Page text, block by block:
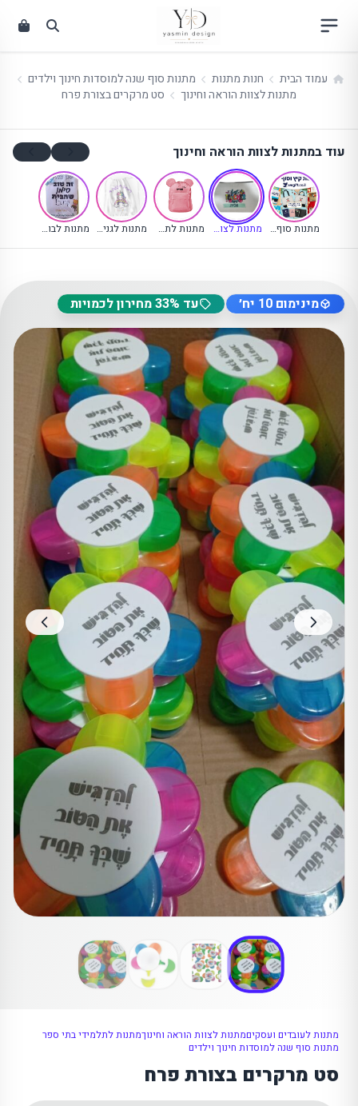
עמוד הבית חנות מתנות
מתנות סוף שנה למוסדות חינוך וילדים
מתנות לצוות הוראה וחינוך
סט מרקרים בצורת פרח
עוד במתנות לצוות הוראה וחינוך
מתנות סוף שנה למוסדות חינוך וילדים מתנות לצוות הוראה וחינוך
(קטגוריה נוכחית)
מתנות לתלמידי בתי ספר מתנות לגני ילדים ומעונות מתנות לבוגרים וסיום תיכון
מינימום 10 יח׳ עד 33% מחירון לכמויות
מתנות לעובדים ועסקיםמתנות לצוות הוראה וחינוךמתנות לתלמידי בתי ספר
מתנות סוף שנה למוסדות חינוך וילדים
סט מרקרים בצורת פרח